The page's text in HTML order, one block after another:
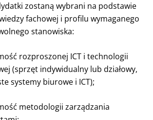
zostaną wybrani na podstawie
fachowej i profilu wymaganego
stanowiska:
rozproszonej ICT i technologii
(sprzęt indywidualny lub działowy,
systemy biurowe i ICT);
metodologii zarządzania